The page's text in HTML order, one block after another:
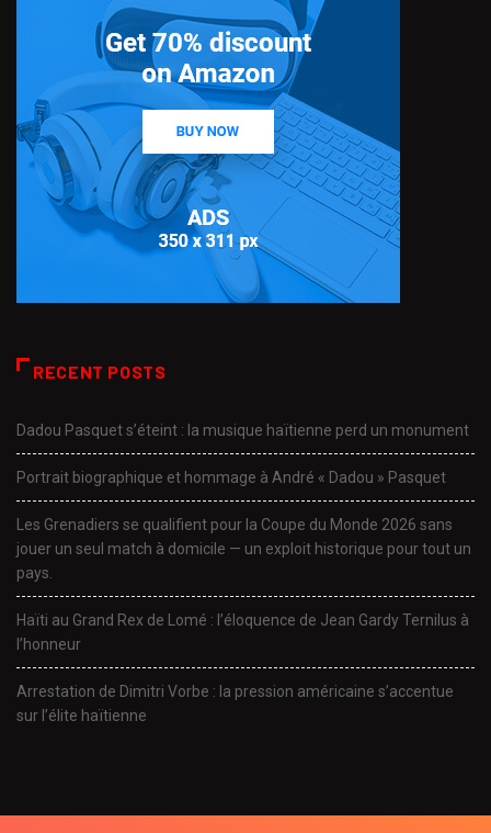
RECENT POSTS
Dadou Pasquet s’éteint : la musique haïtienne perd un monument
Portrait biographique et hommage à André « Dadou » Pasquet
Les Grenadiers se qualifient pour la Coupe du Monde 2026 sans
jouer un seul match à domicile — un exploit historique pour tout un
pays.
Haïti au Grand Rex de Lomé : l’éloquence de Jean Gardy Ternilus à
l’honneur
Arrestation de Dimitri Vorbe : la pression américaine s’accentue
sur l’élite haïtienne